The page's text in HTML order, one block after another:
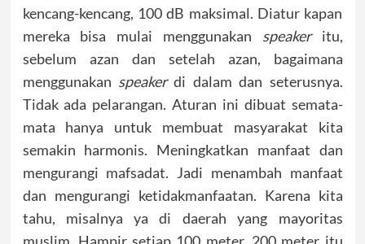
kencang-kencang, 100 dB maksimal. Diatur kapan
mereka bisa mulai menggunakan speakeritu,
sebelum azan dan setelah azan, bagaimana
menggunakan speakerdi dalam dan seterusnya.
Tidak ada pelarangan. Aturan ini dibuat semata-
mata hanya untuk membuat masyarakat kita
semakin harmonis. Meningkatkan manfaat dan
mengurangi mafsadat. Jadi menambah manfaat
dan mengurangi ketidakmanfaatan. Karena kita
tahu, misalnya ya di daerah yang mayoritas